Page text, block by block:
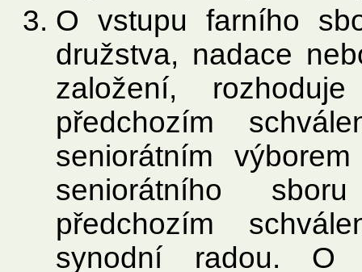
O vstupu farního
družstva, nadace
založení,
předchozím
seniorátním
seniorátního
předchozím
synodní radou. O